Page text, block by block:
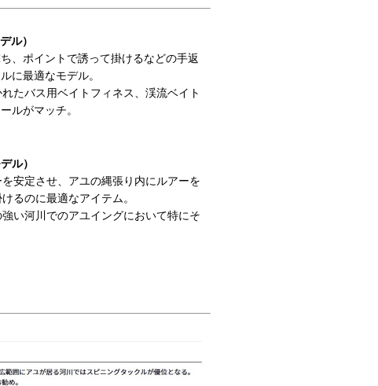
ル）
、ポイントで誘って掛けるなどの手返
に最適なモデル。
たバス用ベイトフィネス、渓流ベイト
ルがマッチ。
ル）
安定させ、アユの縄張り内にルアーを
るのに最適なアイテム。
い河川でのアユイングにおいて特にそ